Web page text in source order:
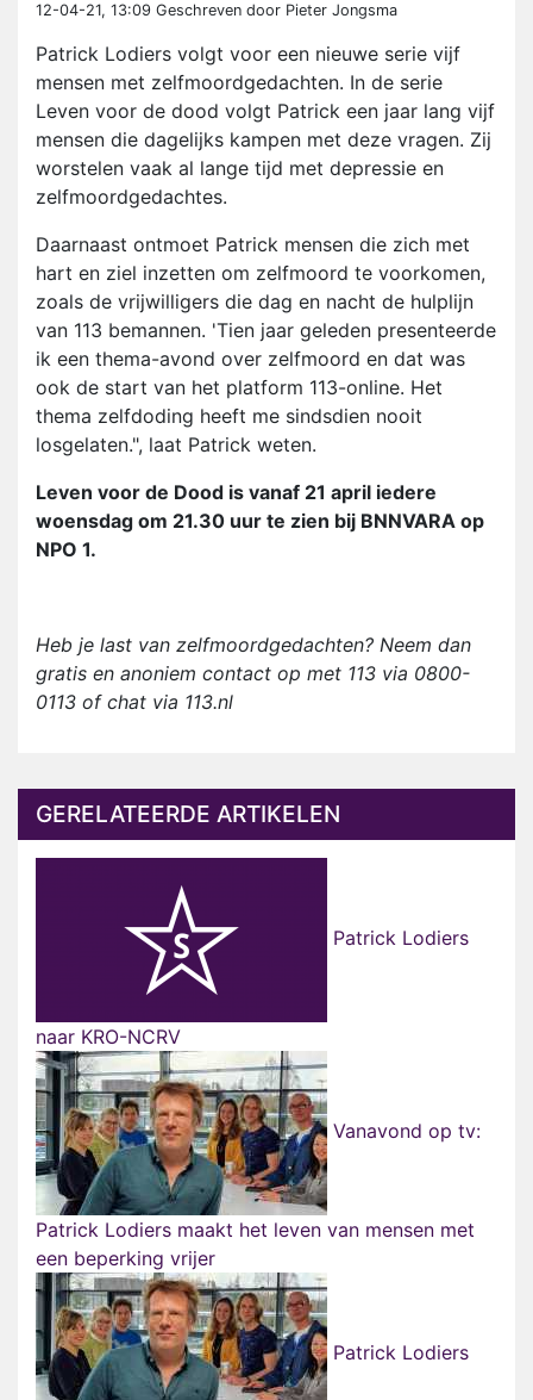
12-04-21, 13:09 Geschreven door Pieter Jongsma
Patrick Lodiers volgt voor een nieuwe serie vijf
mensen met zelfmoordgedachten. In de serie
Leven voor de dood volgt Patrick een jaar lang vijf
mensen die dagelijks kampen met deze vragen. Zij
worstelen vaak al lange tijd met depressie en
zelfmoordgedachtes.
Daarnaast ontmoet Patrick mensen die zich met
hart en ziel inzetten om zelfmoord te voorkomen,
zoals de vrijwilligers die dag en nacht de hulplijn
van 113 bemannen. 'Tien jaar geleden presenteerde
ik een thema-avond over zelfmoord en dat was
ook de start van het platform 113-online. Het
thema zelfdoding heeft me sindsdien nooit
losgelaten.", laat Patrick weten.
Leven voor de Dood is vanaf 21 april iedere
woensdag om 21.30 uur te zien bij BNNVARA op
NPO 1.
Heb je last van zelfmoordgedachten? Neem dan
gratis en anoniem contact op met 113 via 0800-
0113 of chat via 113.nl
GERELATEERDE ARTIKELEN
Patrick Lodiers
naar KRO-NCRV
Vanavond op tv:
Patrick Lodiers maakt het leven van mensen met
een beperking vrijer
Patrick Lodiers